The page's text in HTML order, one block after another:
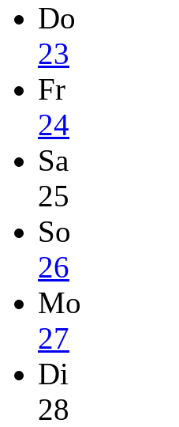
Do
23
Fr
24
Sa
25
So
26
Mo
27
Di
28